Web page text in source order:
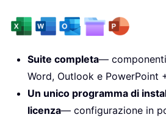
Suite completa—
Word, Outlook e PowerPoint
Un unico programma di
licenza— configurazione in